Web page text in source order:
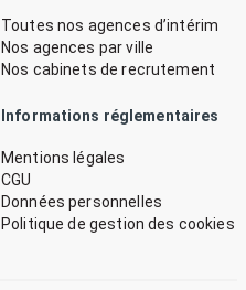
Toutes nos agences d’intérim
Nos agences par ville
Nos cabinets de recrutement
Informations réglementaires
Mentions légales
CGU
Données personnelles
Politique de gestion des cookies